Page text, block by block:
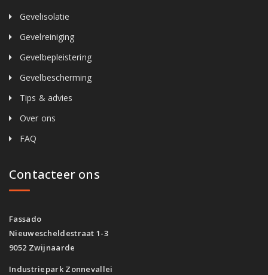
Gevelisolatie
Gevelreiniging
Gevelbepleistering
Gevelbescherming
Tips & advies
Over ons
FAQ
Contacteer ons
Fassado
Nieuwescheldestraat 1-3
9052 Zwijnaarde
Industriepark Zonnevallei